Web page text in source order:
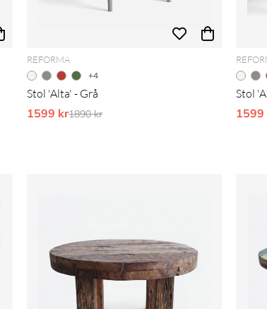
REFORMA
+4
Stol 'Alta' - Grå
1599 krOrdinarie pris:
1890 kr
Stol
1599